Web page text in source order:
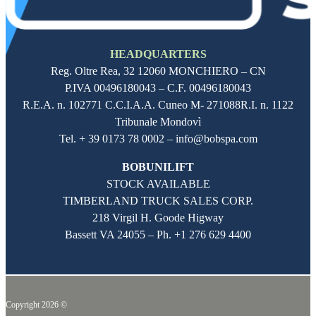
HEADQUARTERS
Reg. Oltre Rea, 32 12060 MONCHIERO – CN
P.IVA 00496180043 – C.F. 00496180043
R.E.A. n. 102771 C.C.I.A.A. Cuneo M- 271088R.I. n. 1122
Tribunale Mondovì
Tel. + 39 0173 78 0002 – info@bobspa.com
BOBUNILIFT
STOCK AVAILABLE
TIMBERLAND TRUCK SALES CORP.
218 Virgil H. Goode Higway
Bassett VA 24055 – Ph. +1 276 629 4400
Copyright 2026 ©